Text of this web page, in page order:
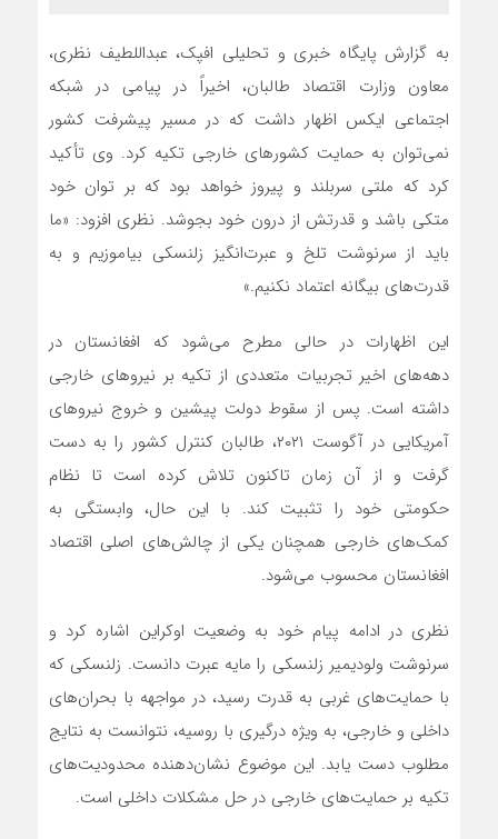
به گزارش پایگاه خبری و تحلیلی افپک، عبداللطیف نظری،
معاون وزارت اقتصاد طالبان، اخیراً در پیامی در شبکه
اجتماعی ایکس اظهار داشت که در مسیر پیشرفت کشور
نمی‌توان به حمایت کشورهای خارجی تکیه کرد. وی تأکید
کرد که ملتی سربلند و پیروز خواهد بود که بر توان خود
متکی باشد و قدرتش از درون خود بجوشد. نظری افزود: «ما
باید از سرنوشت تلخ و عبرت‌انگیز زلنسکی بیاموزیم و به
قدرت‌های بیگانه اعتماد نکنیم.»
این اظهارات در حالی مطرح می‌شود که افغانستان در
دهه‌های اخیر تجربیات متعددی از تکیه بر نیروهای خارجی
داشته است. پس از سقوط دولت پیشین و خروج نیروهای
آمریکایی در آگوست ۲۰۲۱، طالبان کنترل کشور را به دست
گرفت و از آن زمان تاکنون تلاش کرده است تا نظام
حکومتی خود را تثبیت کند. با این حال، وابستگی به
کمک‌های خارجی همچنان یکی از چالش‌های اصلی اقتصاد
افغانستان محسوب می‌شود.
نظری در ادامه پیام خود به وضعیت اوکراین اشاره کرد و
سرنوشت ولودیمیر زلنسکی را مایه عبرت دانست. زلنسکی که
با حمایت‌های غربی به قدرت رسید، در مواجهه با بحران‌های
داخلی و خارجی، به ویژه درگیری با روسیه، نتوانست به نتایج
مطلوب دست یابد. این موضوع نشان‌دهنده محدودیت‌های
تکیه بر حمایت‌های خارجی در حل مشکلات داخلی است.